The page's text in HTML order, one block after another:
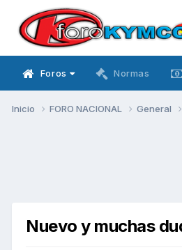
Foros Normas
Inicio FORO NACIONAL General
Nuevo y muchas